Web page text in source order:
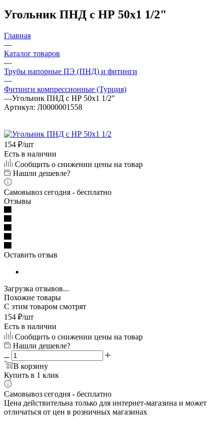
Угольник ПНД с НР 50х1 1/2"
Главная
—
Каталог товаров
—
Трубы напорные ПЭ (ПНД) и фитинги
—
Фитинги компрессионные (Турция)
—Угольник ПНД с НР 50х1 1/2"
Артикул: Л0000001558
154 ₽/шт
Есть в наличии
Сообщить о снижении цены на товар
Нашли дешевле?
Самовывоз сегодня - бесплатно
Отзывы
Оставить отзыв
Загрузка отзывов...
Похожие товары
С этим товаром смотрят
154 ₽/шт
Есть в наличии
Сообщить о снижении цены на товар
Нашли дешевле?
В корзину
Купить в 1 клик
Самовывоз сегодня - бесплатно
Цена действительна только для интернет-магазина и может
отличаться от цен в розничных магазинах